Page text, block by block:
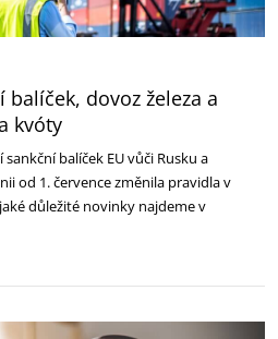
dovoz železa a
kvóty
balíček EU vůči Rusku a
od 1. července změnila pravidla v
důležité novinky najdeme v